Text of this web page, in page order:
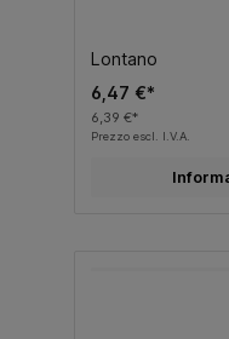
Lontano
6,47 €*
6,39 €*
Prezzo escl. I.V.A.